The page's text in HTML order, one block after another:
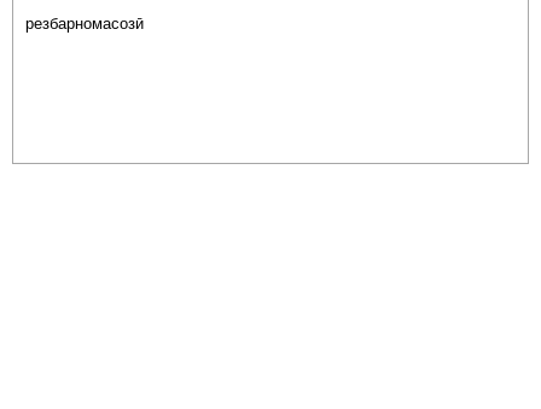
резбарномасозӣ